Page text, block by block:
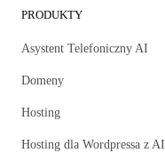
PRODUKTY
Asystent Telefoniczny AI
Domeny
Hosting
Hosting dla Wordpressa z AI